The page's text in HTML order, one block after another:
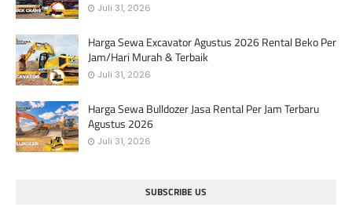
Juli 31, 2026
Harga Sewa Excavator Agustus 2026 Rental Beko Per
Jam/Hari Murah & Terbaik
Juli 31, 2026
Harga Sewa Bulldozer Jasa Rental Per Jam Terbaru
Agustus 2026
Juli 31, 2026
SUBSCRIBE US